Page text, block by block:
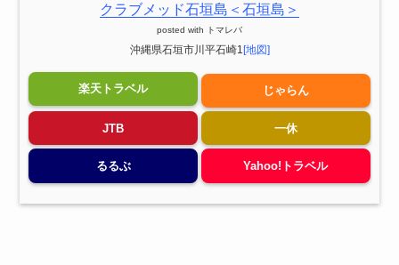
クラブメッド石垣島＜石垣島＞
posted with トマレバ
沖縄県石垣市川平石崎1 [地図]
楽天トラベル じゃらん
JTB 一休
るるぶ Yahoo!トラベル